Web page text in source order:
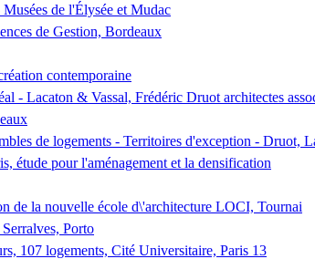
de l'Élysée et Mudac
de Gestion, Bordeaux
contemporaine
- Lacaton & Vassal, Frédéric Druot architectes
de logements - Territoires d'exception - Druot,
étude pour l'aménagement et la densification
de la nouvelle école d\'architecture LOCI, Tournai
Porto
107 logements, Cité Universitaire, Paris 13